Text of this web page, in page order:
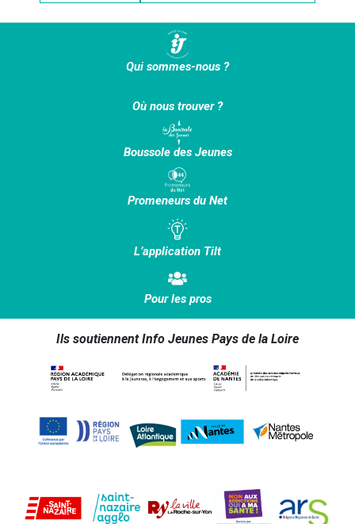
Qui sommes-nous ?
Où nous trouver ?
Boussole des Jeunes
Promeneurs du Net
L’application Tilt
Pour les pros
Ils soutiennent Info Jeunes Pays de la Loire